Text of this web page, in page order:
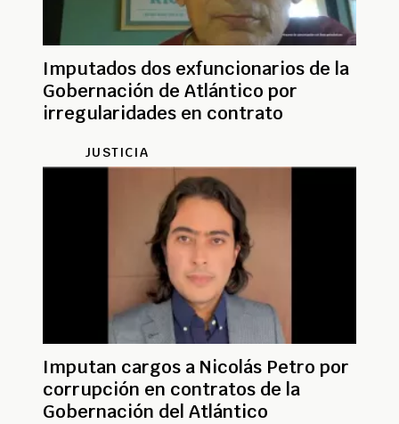
Imputados dos exfuncionarios de la
Gobernación de Atlántico por
irregularidades en contrato
JUSTICIA
Imputan cargos a Nicolás Petro por
corrupción en contratos de la
Gobernación del Atlántico